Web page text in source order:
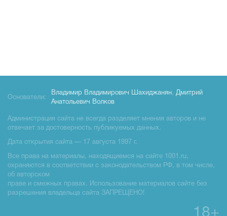
Основатели:
Владимир Владимирович Шахиджанян, Дмитрий
Анатольевич Волков
Администрация сайта не всегда разделяет мнения авторов и не
отвечает за достоверность публикуемых данных.
Дата открытия сайта — 17 августа 1997 г.
Все права на материалы, находящиемся на сайте 1001.ru,
охраняются в соответствии с законодательством РФ, в том числе,
об авторском
праве и смежных правах. Использование материалов сайте без
разрешения владельца сайта ЗАПРЕЩЕНО!
18+